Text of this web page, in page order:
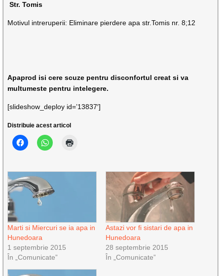
Str. Tomis
Motivul intreruperii: Eliminare pierdere apa str.Tomis nr. 8;12
Apaprod isi cere scuze pentru disconfortul creat si va
multumeste pentru intelegere.
[slideshow_deploy id=’13837′]
Distribuie acest articol
Marti si Miercuri se ia apa in
Hunedoara
1 septembrie 2015
În „Comunicate”
Astazi vor fi sistari de apa in
Hunedoara
28 septembrie 2015
În „Comunicate”